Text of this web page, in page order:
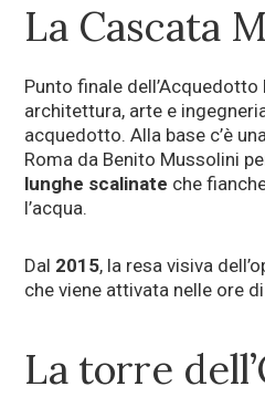
La Cascata
Punto finale dell’Acquedotto
architettura, arte e
acquedotto. Alla base c’è
Roma da Benito Mussolini
lunghe scalinate che
l’acqua.
Dal 2015, la resa visiva
che viene attivata nelle ore
La torre